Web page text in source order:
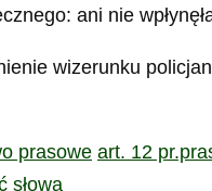
ani nie
wizerunku
prasowe Tagi
art. 12
słowa